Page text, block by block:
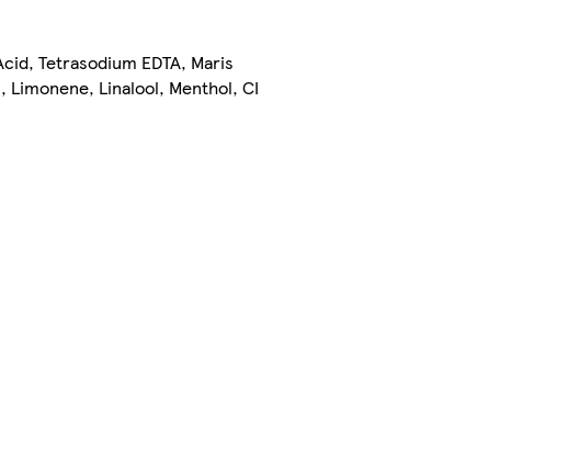
Tetrasodium EDTA, Maris
Limonene, Linalool, Menthol, CI